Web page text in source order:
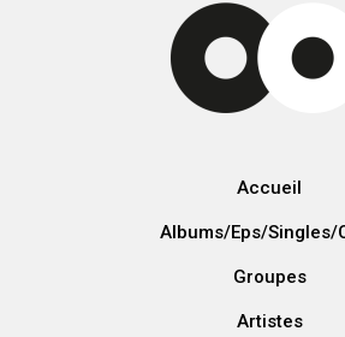
Accueil
Albums/Eps/Singles/
Groupes
Artistes